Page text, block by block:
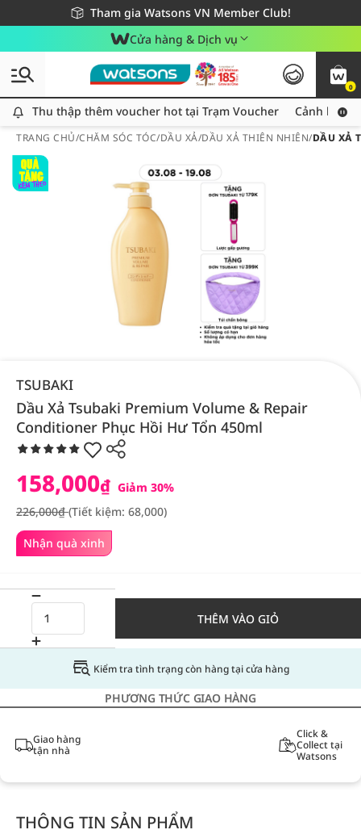
Tham gia Watsons VN Member Club!
Miễn phí giao hàng cho đơn hàng từ 249,000Đ
Giao hàng nhanh 24h - Áp dụng khu vực TP. Hồ Chí Minh
Cửa hàng & Dịch vụ
0
Thu thập thêm voucher hot tại Trạm Voucher
Thu thập thêm voucher hot tại Trạm Voucher Cảnh báo
TRANG CHỦ/CHĂM SÓC TÓC/DẦU XẢ/DẦU XẢ THIÊN NHIÊN/DẦU XẢ
TSUBAKI
Dầu Xả Tsubaki Premium Volume & Repair
Conditioner Phục Hồi Hư Tổn 450ml
Nhận quà xinh
158,000₫ Giảm 30%
226,000₫(Tiết kiệm: 68,000)
THÊM VÀO GIỎ
Kiểm tra tình trạng còn hàng tại cửa hàng
PHƯƠNG THỨC GIAO HÀNG
Giao hàng
tận nhà
Click &
Collect tại
Watsons
THÔNG TIN SẢN PHẨM